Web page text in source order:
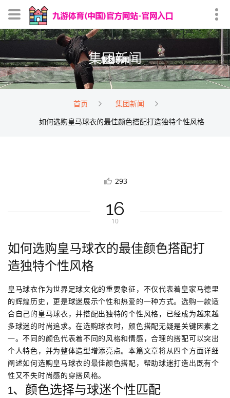
集团新闻
首页
集团新闻
如何选购皇马球衣的最佳颜色搭配打造独特个性风格
293
16
10
如何选购皇马球衣的最佳颜色搭配打
造独特个性风格
皇马球衣作为世界足球文化的重要象征，不仅代表着皇家马德里
的辉煌历史，更是球迷展示个性和热爱的一种方式。选购一款适
合自己的皇马球衣，并搭配出独特的个性风格，已经成为越来越
多球迷的时尚追求。在选购球衣时，颜色搭配无疑是关键因素之
一。不同的颜色代表着不同的风格和情感，合理的搭配可以突出
个人特色，并为整体造型增添亮点。本篇文章将从四个方面详细
阐述如何选购皇马球衣的最佳颜色搭配，帮助球迷打造出既有个
性又不失时尚感的穿搭风格。
1、颜色选择与球迷个性匹配